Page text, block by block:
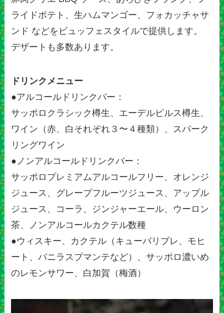
ライドポテト、生ハムマンゴー、フォカッチャサ
ンド などをビュッフェスタイルで提供します。
デザートも多数あります。
ドリンクメニュー
●アルコールドリンクバー：
サッポロクラシック樽生、エーデルピルス樽生、
ワイン（赤、白それぞれ３〜４種類）、スパーク
リングワイン
●ノンアルコールドリンクバー：
サッポロプレミアムアルコールフリー、オレンジ
ジュース、グレープフルーツジュース、アップル
ジュース、コーラ、ジンジャーエール、ウーロン
茶、ノンアルコールカクテル数種
●ウィスキー、カクテル（キューバリブレ、モヒ
ート、バニラスプマンテなど）、サッポロ濃いめ
のレモンサワー、白加賀（梅酒）